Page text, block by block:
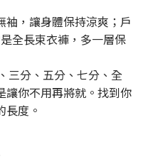
袖，讓身體保持涼爽；戶
全長束衣褲，多一層保
三分、五分、七分、全
讓你不用再將就。找到你
長度。